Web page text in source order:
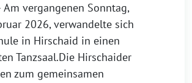
Am vergangenen Sonntag,
2026, verwandelte sich
in Hirschaid in einen
Tanzsaal.Die Hirschaider
zum gemeinsamen